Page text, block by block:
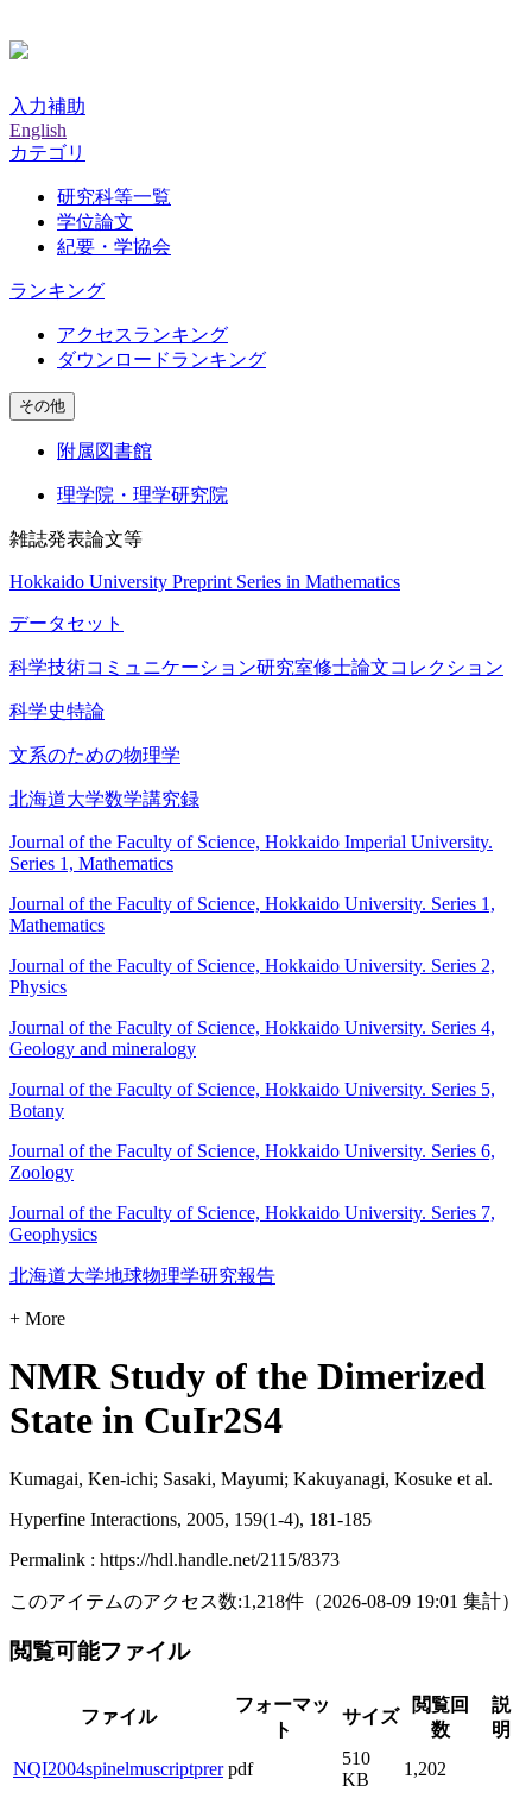
入力補助
English
カテゴリ
研究科等一覧
学位論文
紀要・学協会
ランキング
アクセスランキング
ダウンロードランキング
その他
附属図書館
理学院・理学研究院
雑誌発表論文等
Hokkaido University Preprint Series in Mathematics
データセット
科学技術コミュニケーション研究室修士論文コレクション
科学史特論
文系のための物理学
北海道大学数学講究録
Journal of the Faculty of Science, Hokkaido Imperial University.
Series 1, Mathematics
Journal of the Faculty of Science, Hokkaido University. Series 1,
Mathematics
Journal of the Faculty of Science, Hokkaido University. Series 2,
Physics
Journal of the Faculty of Science, Hokkaido University. Series 4,
Geology and mineralogy
Journal of the Faculty of Science, Hokkaido University. Series 5,
Botany
Journal of the Faculty of Science, Hokkaido University. Series 6,
Zoology
Journal of the Faculty of Science, Hokkaido University. Series 7,
Geophysics
北海道大学地球物理学研究報告
+ More
NMR Study of the Dimerized
State in CuIr2S4
Kumagai, Ken-ichi; Sasaki, Mayumi; Kakuyanagi, Kosuke et al.
Hyperfine Interactions, 2005, 159(1-4), 181-185
Permalink : https://hdl.handle.net/2115/8373
このアイテムのアクセス数:1,218件 （2026-08-09 19:01 集計）
閲覧可能ファイル
ファイル
フォーマッ
ト
サイズ
閲覧回
数
説
明
NQI2004spinelmuscriptprer pdf
510
KB
1,202